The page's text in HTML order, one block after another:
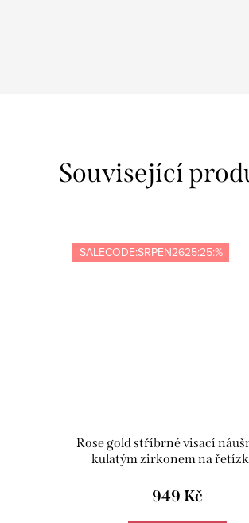
Související
SALECODE:SRPEN2625:25:%
Rose gold stříbrné visací
kulatým zirkonem na
949 Kč